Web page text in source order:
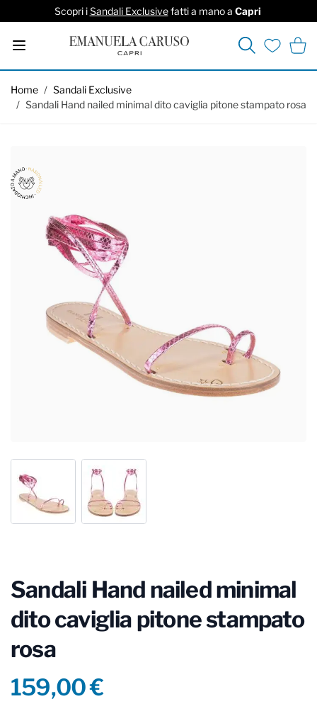
Scopri iSandali Exclusivefatti a mano a Capri
Cerca
Home / Sandali Exclusive
/ Sandali Hand nailed minimal dito caviglia pitone stampato rosa
Sandali Hand nailed minimal
dito caviglia pitone stampato
rosa
Product information
159,00 €